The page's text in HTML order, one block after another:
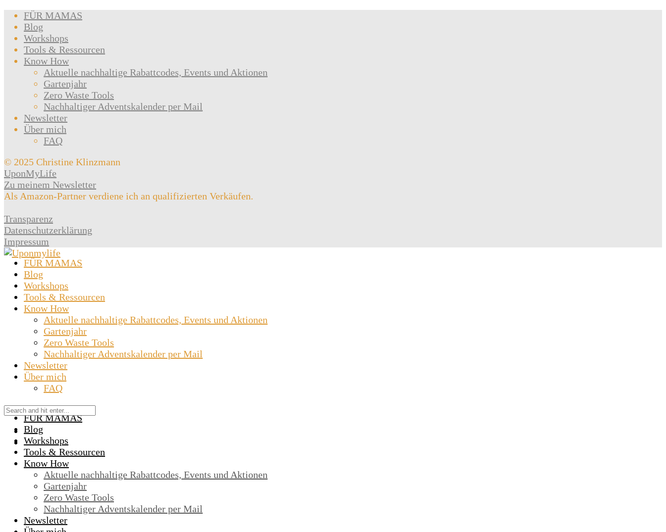
FÜR MAMAS
Blog
Workshops
Tools & Ressourcen
Know How
Aktuelle nachhaltige Rabattcodes, Events und Aktionen
Gartenjahr
Zero Waste Tools
Nachhaltiger Adventskalender per Mail
Newsletter
Über mich
FAQ
© 2025 Christine Klinzmann
UponMyLife
Zu meinem Newsletter
Als Amazon-Partner verdiene ich an qualifizierten Verkäufen.
Transparenz
Datenschutzerklärung
Impressum
FÜR MAMAS
Blog
Workshops
Tools & Ressourcen
Know How
Aktuelle nachhaltige Rabattcodes, Events und Aktionen
Gartenjahr
Zero Waste Tools
Nachhaltiger Adventskalender per Mail
Newsletter
Über mich
FAQ
FÜR MAMAS
Blog
Workshops
Tools & Ressourcen
Know How
Aktuelle nachhaltige Rabattcodes, Events und Aktionen
Gartenjahr
Zero Waste Tools
Nachhaltiger Adventskalender per Mail
Newsletter